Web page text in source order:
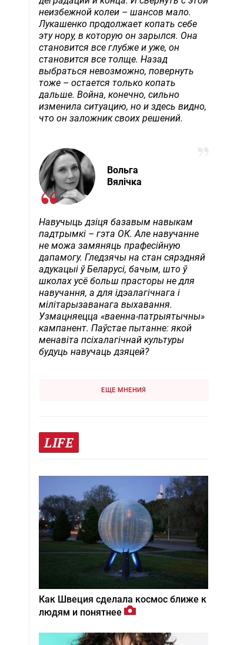
неизбежной колеи – шансов мало.
Лукашенко продолжает копать себе
эту нору, в которую он зарылся. Она
становится все глубже и уже, он
становится все толще. Назад
выбраться невозможно, повернуть
тоже – остается только копать
дальше. Война, конечно, сильно
изменила ситуацию, но и здесь видно,
что он заложник своих решений.
Вольга
Вялічка
Навучыць дзіця базавым навыкам
падтрымкі – гэта ОК. Але навучанне
не можа замяняць прафесійную
дапамогу. Гледзячы на стан сярэдняй
адукацыі ў Беларусі, бачым, што ў
школах усё больш прасторы не для
навучання, а для ідэалагічнага і
мілітарызаванага выхавання.
Узмацняецца «ваенна-патрыятычны»
кампанент. Паўстае пытанне: якой
менавіта псіхалагічнай культуры
будуць навучаць дзяцей?
ЕЩЕ МНЕНИЯ
LIFE
Как Швеция сделала космос ближе к
людям и понятнее